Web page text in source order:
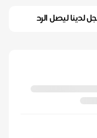
لدينا ليصل الرد